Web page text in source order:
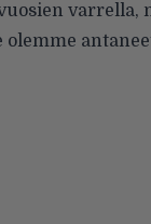
varrella,
olemme